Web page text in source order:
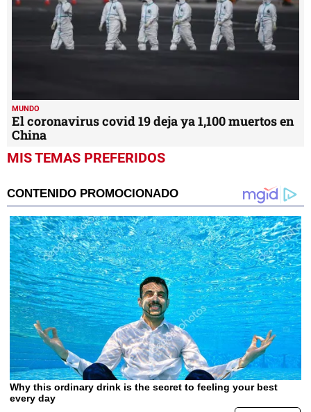
MUNDO
El coronavirus covid 19 deja ya 1,100 muertos en
China
MIS TEMAS PREFERIDOS